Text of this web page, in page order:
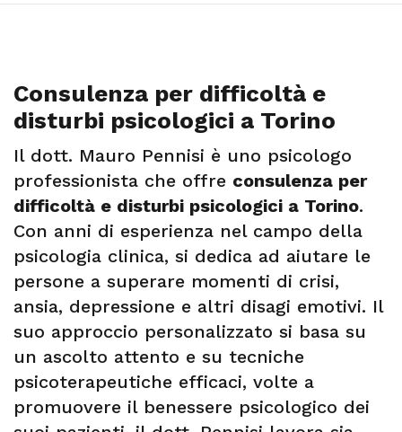
Consulenza per difficoltà e
disturbi psicologici a Torino
Il dott. Mauro Pennisi è uno psicologo
professionista che offre consulenza per
difficoltà e disturbi psicologici a Torino.
Con anni di esperienza nel campo della
psicologia clinica, si dedica ad aiutare le
persone a superare momenti di crisi,
ansia, depressione e altri disagi emotivi. Il
suo approccio personalizzato si basa su
un ascolto attento e su tecniche
psicoterapeutiche efficaci, volte a
promuovere il benessere psicologico dei